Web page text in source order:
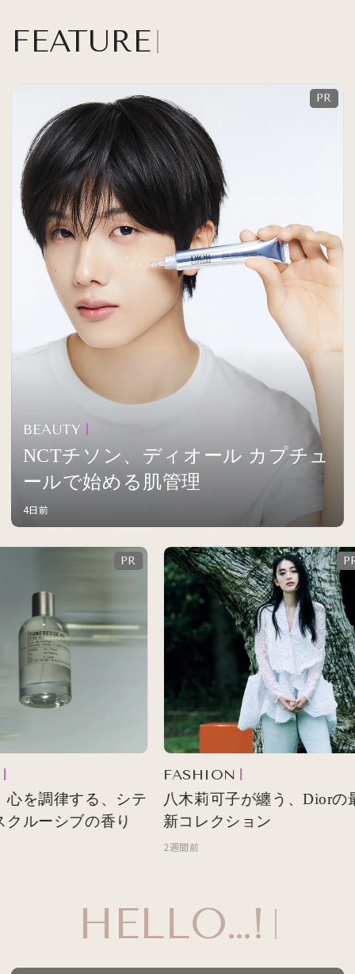
FEATURE
BEAUTY
NCTチソン、ディオール カプチュ
ールで始める肌管理
4日前
HELLO…!
を調律する、シテ
ルーシブの香り
FASHION
八木莉可子が纏う、Diorの最
新コレクション
2週間前